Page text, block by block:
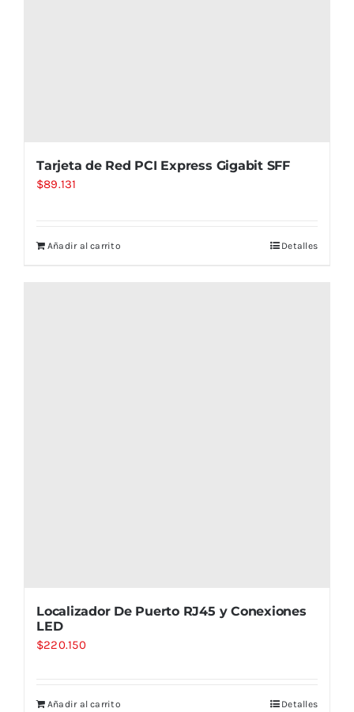
Tarjeta de Red PCI Express Gigabit SFF
$89.131
Añadir al carrito Detalles
Localizador De Puerto RJ45 y Conexiones
LED
$220.150
Añadir al carrito Detalles